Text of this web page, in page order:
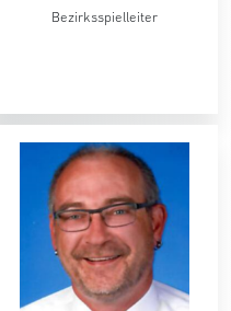
Bezirksspielleiter